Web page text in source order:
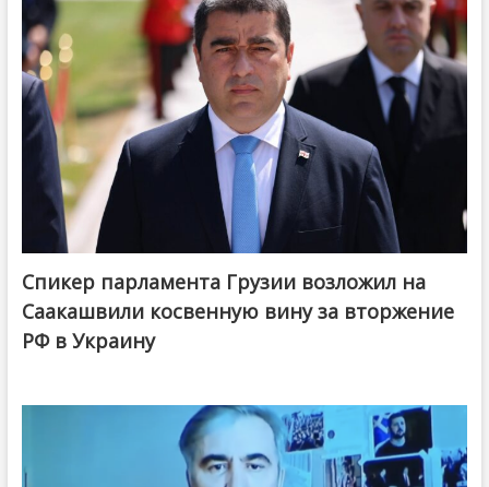
Спикер парламента Грузии возложил на
Саакашвили косвенную вину за вторжение
РФ в Украину